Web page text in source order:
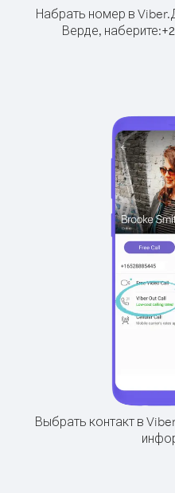
Набрать номер в Viber.
Верде, наберите:+
Выбрать контакт в